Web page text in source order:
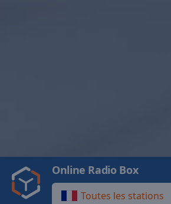
Video
Play
Backward
Toutes les stations
Online Radio Box